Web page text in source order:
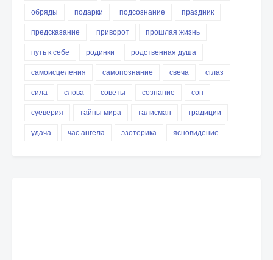
обряды
подарки подсознание
праздник
предсказание
приворот
прошлая жизнь
путь к себе
родинки
родственная душа
самоисцеления
самопознание свеча
сглаз
сила
слова советы сознание
сон
суеверия
тайны мира талисман
традиции
удача
час ангела эзотерика ясновидение